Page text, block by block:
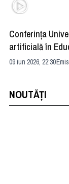
Conferința
artificială în
09 iun 2026, 22:30
NOUTĂȚI